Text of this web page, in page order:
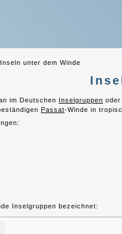
Inseln unter dem Winde
im Deutschen Inselgruppen
Passat-Winde in
Inselgruppen bezeichnet: